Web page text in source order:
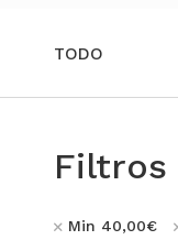
TODO
Filtros
Min 40,00€